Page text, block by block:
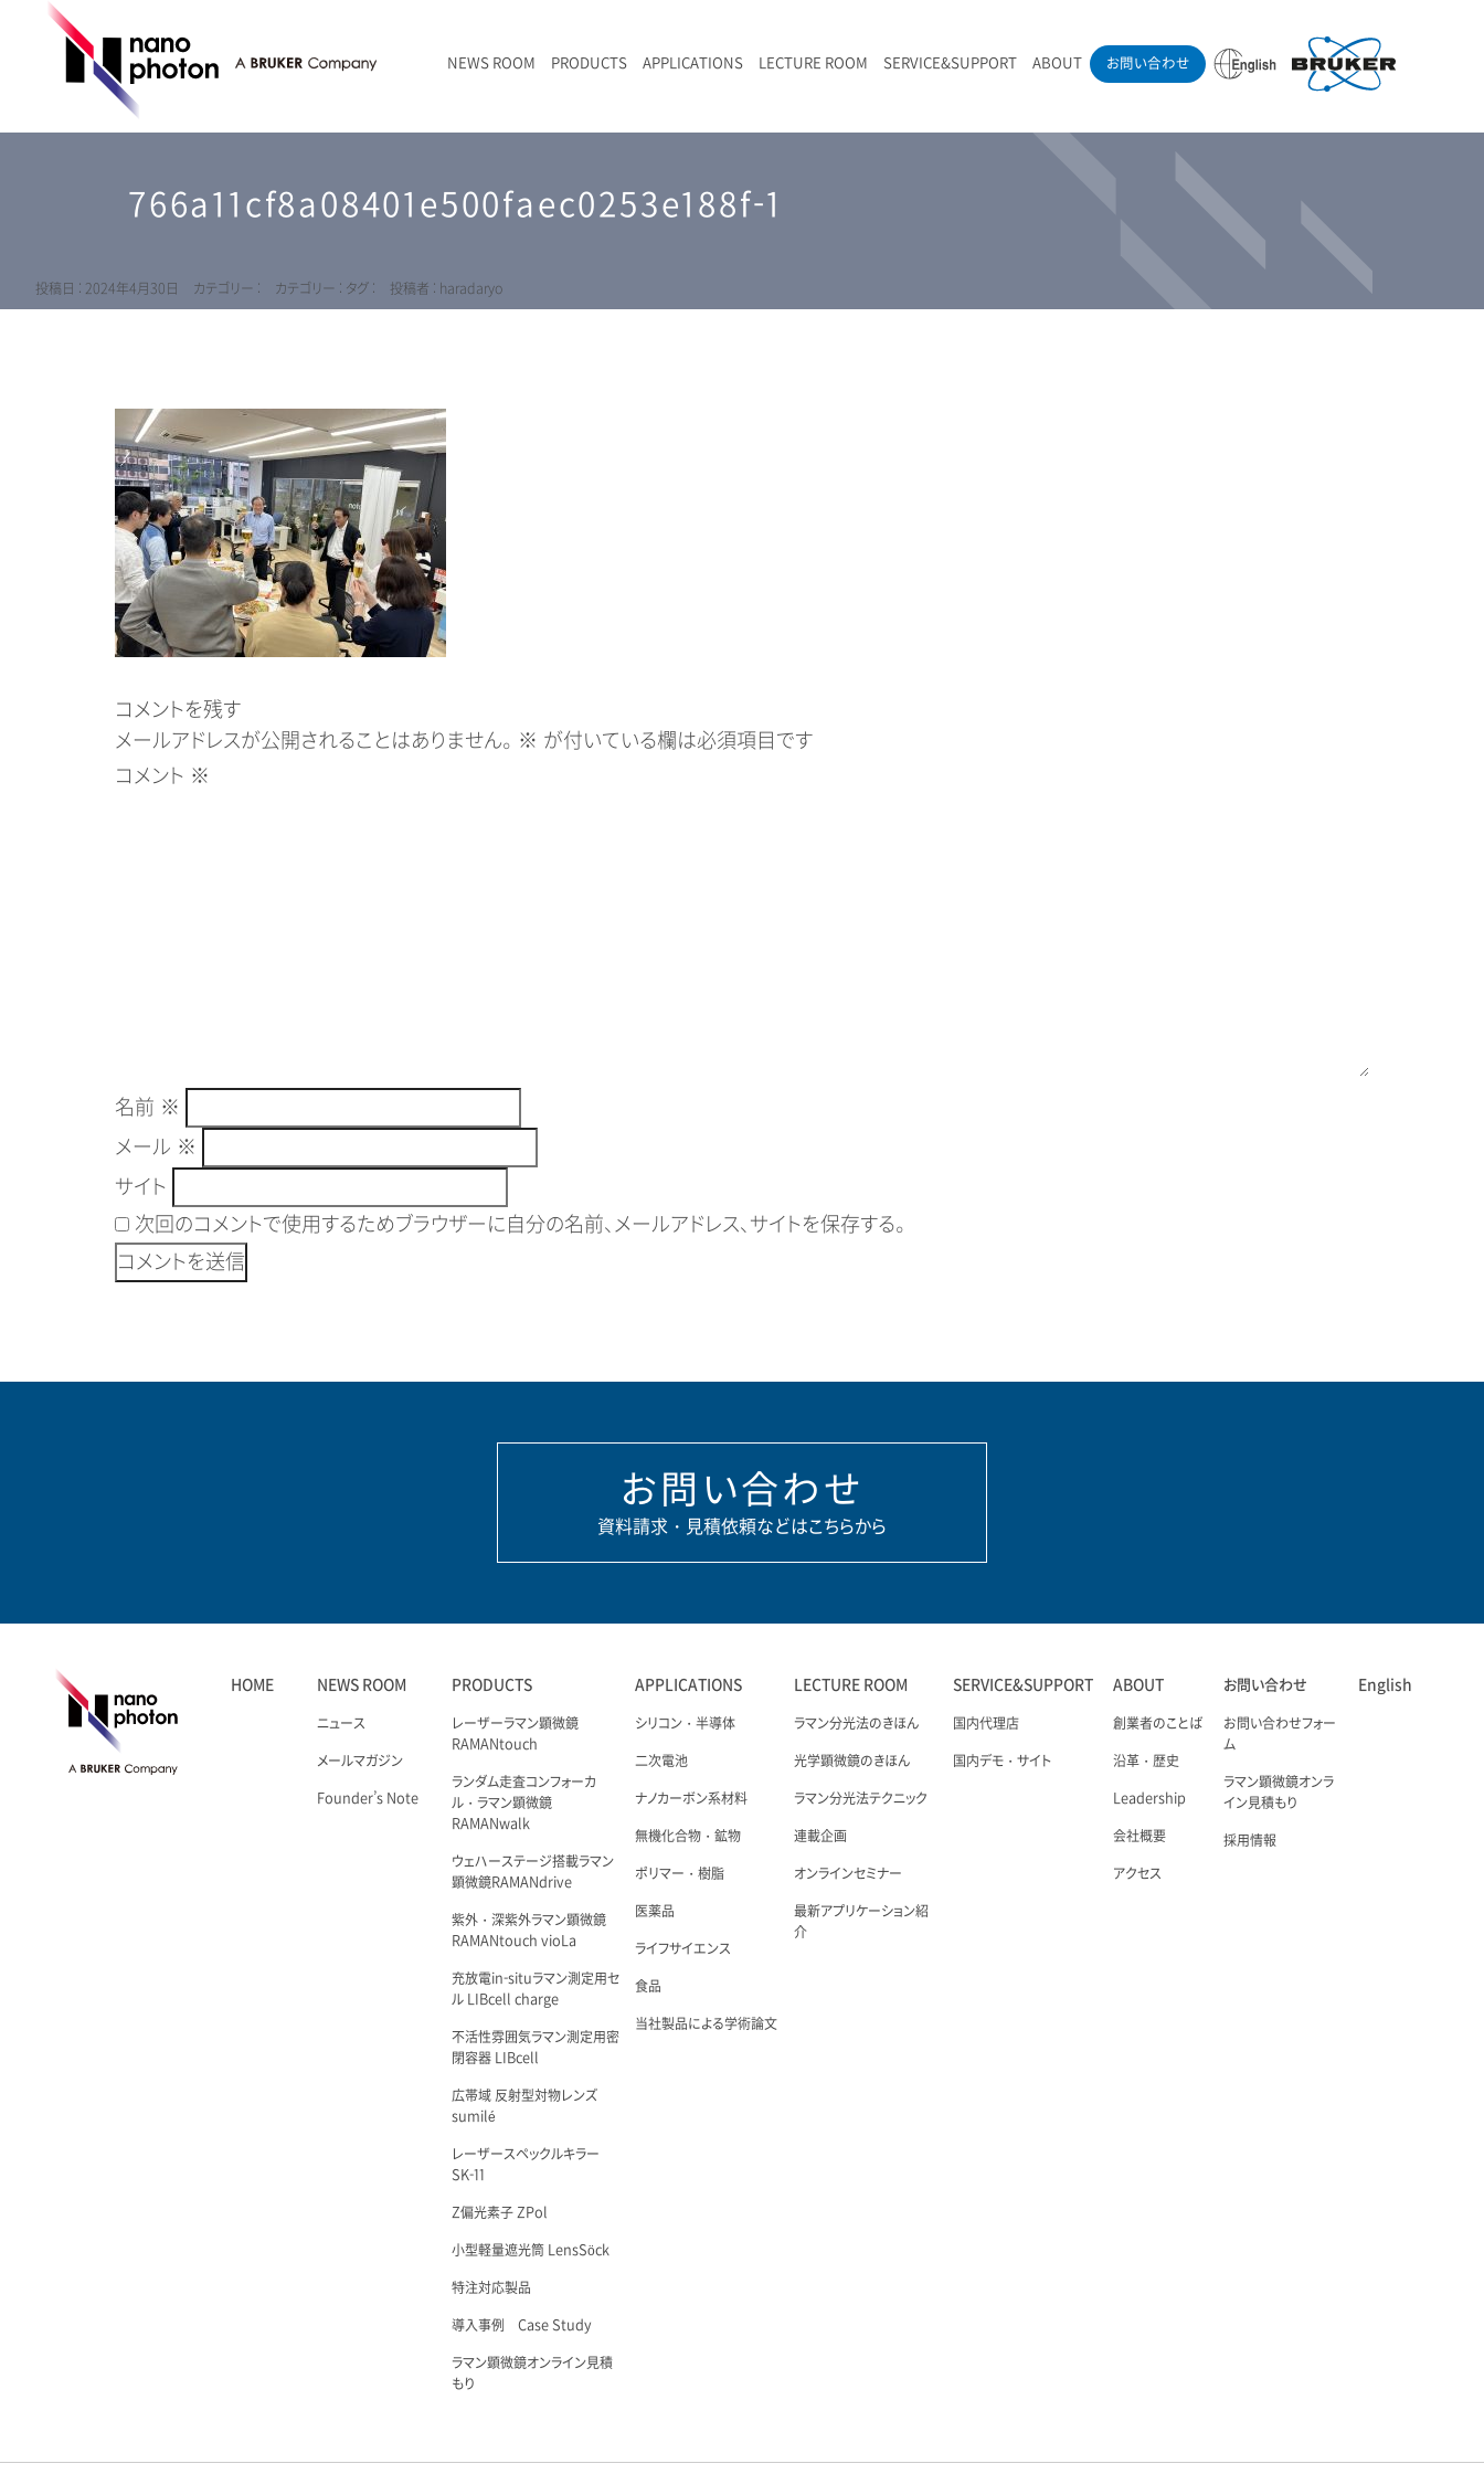
NEWS ROOM PRODUCTS
RAMANdrive | ウェハーステージ搭載ラマン顕微鏡
RAMANtouch vioLa | 紫外・深紫外ラマン顕微鏡
LIBcell charge | 充放電in-situラマン測定用セル
LIBcell | 不活性雰囲気ラマン測定用密閉容器
RAMAN顕微鏡オンライン見積もり
APPLICATIONS
無機化合物・鉱物
ポリマー（高分子）・樹脂
LECTURE ROOM
オンラインセミナー
SERVICE&SUPPORT ABOUT
アクセス
お問い合わせ
766a11cf8a08401e500faec0253e188f-1
投稿日 : 2024年4月30日 カテゴリー : カテゴリー : タグ : 投稿者 : haradaryo
コメントを残す
メールアドレスが公開されることはありません。 ※ が付いている欄は必須項目です
コメント ※
名前 ※
メール ※
サイト
次回のコメントで使用するためブラウザーに自分の名前、メールアドレス、サイトを保存する。
お問い合わせ
資料請求・見積依頼などはこちらから
HOME NEWS ROOM
ニュース
メールマガジン
Founder’s Note
PRODUCTS
レーザーラマン顕微鏡
RAMANtouch
ランダム走査コンフォーカ
ル・ラマン顕微鏡
RAMANwalk
ウェハーステージ搭載ラマン
顕微鏡RAMANdrive
紫外・深紫外ラマン顕微鏡
RAMANtouch vioLa
充放電in-situラマン測定用セ
ル LIBcell charge
不活性雰囲気ラマン測定用密
閉容器 LIBcell
広帯域 反射型対物レンズ
sumilé
レーザースペックルキラー
SK-11
Z偏光素子 ZPol
小型軽量遮光筒 LensSöck
特注対応製品
導入事例 Case Study
ラマン顕微鏡オンライン見積
もり
APPLICATIONS
シリコン・半導体
二次電池
ナノカーボン系材料
無機化合物・鉱物
ポリマー・樹脂
医薬品
ライフサイエンス
食品
当社製品による学術論文
LECTURE ROOM
ラマン分光法のきほん
光学顕微鏡のきほん
ラマン分光法テクニック
連載企画
オンラインセミナー
最新アプリケーション紹
介
SERVICE&SUPPORT
国内代理店
国内デモ・サイト
ABOUT
創業者のことば
沿革・歴史
Leadership
会社概要
アクセス
お問い合わせ
お問い合わせフォー
ム
ラマン顕微鏡オンラ
イン見積もり
採用情報
English